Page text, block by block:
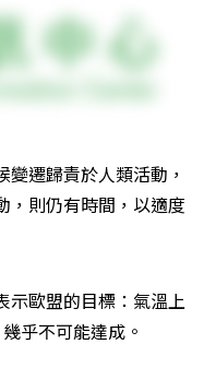
遷歸責於人類活動，
，則仍有時間，以適度
示歐盟的目標：氣溫上
乎不可能達成。